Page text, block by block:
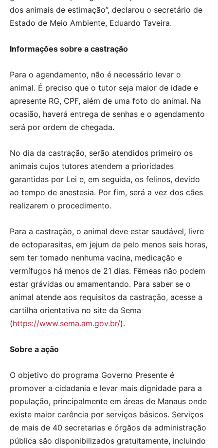
dos animais de estimação”, declarou o secretário de
Estado de Meio Ambiente, Eduardo Taveira.
Informações sobre a castração
Para o agendamento, não é necessário levar o
animal. É preciso que o tutor seja maior de idade e
apresente RG, CPF, além de uma foto do animal. Na
ocasião, haverá entrega de senhas e o agendamento
será por ordem de chegada.
No dia da castração, serão atendidos primeiro os
animais cujos tutores atendem a prioridades
garantidas por Lei e, em seguida, os felinos, devido
ao tempo de anestesia. Por fim, será a vez dos cães
realizarem o procedimento.
Para a castração, o animal deve estar saudável, livre
de ectoparasitas, em jejum de pelo menos seis horas,
sem ter tomado nenhuma vacina, medicação e
vermífugos há menos de 21 dias. Fêmeas não podem
estar grávidas ou amamentando. Para saber se o
animal atende aos requisitos da castração, acesse a
cartilha orientativa no site da Sema
(https://www.sema.am.gov.br/).
Sobre a ação
O objetivo do programa Governo Presente é
promover a cidadania e levar mais dignidade para a
população, principalmente em áreas de Manaus onde
existe maior carência por serviços básicos. Serviços
de mais de 40 secretarias e órgãos da administração
pública são disponibilizados gratuitamente, incluindo